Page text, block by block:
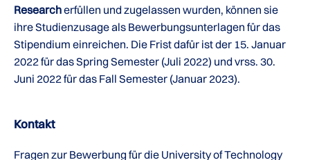
Researcherfüllen und zugelassen wurden, können sie
ihre Studienzusage als Bewerbungsunterlagen für das
Stipendium einreichen. Die Frist dafür ist der 15. Januar
2022 für das Spring Semester (Juli 2022) und vrss. 30.
Juni 2022 für das Fall Semester (Januar 2023).
Kontakt
Fragen zur Bewerbung für die University of Technology